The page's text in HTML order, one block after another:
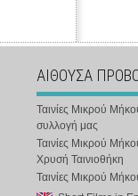
ΑΙΘΟΥΣΑ
Ταινίες Μικρού
συλλογή μας
Ταινίες Μικρού
Χρυσή Ταινιοθήκη
Ταινίες Μικρού